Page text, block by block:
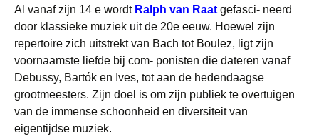
Al vanaf zijn 14 e wordt Ralph van Raat gefasci- neerd
door klassieke muziek uit de 20e eeuw. Hoewel zijn
repertoire zich uitstrekt van Bach tot Boulez, ligt zijn
voornaamste liefde bij com- ponisten die dateren vanaf
Debussy, Bartók en Ives, tot aan de hedendaagse
grootmeesters. Zijn doel is om zijn publiek te overtuigen
van de immense schoonheid en diversiteit van
eigentijdse muziek.